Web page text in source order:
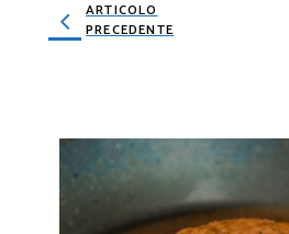
ARTICOLO
PRECEDENTE